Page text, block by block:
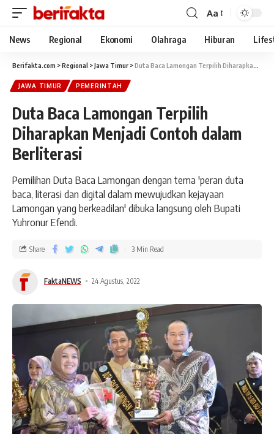
Aa
News Regional Ekonomi Olahraga Hiburan
Berifakta.com >Regional >Jawa Timur >Duta Baca Lamongan Terpilih Diharapkan Menjadi Contoh dalam Berliterasi
JAWA TIMUR PEMERINTAH
Duta Baca Lamongan Terpilih
Diharapkan Menjadi Contoh dalam
Berliterasi
Pemilihan Duta Baca Lamongan dengan tema 'peran duta
baca, literasi dan digital dalam mewujudkan kejayaan
Lamongan yang berkeadilan' dibuka langsung oleh Bupati
Yuhronur Efendi.
FaktaNEWS 24 Agustus, 2022
Share 3 Min Read